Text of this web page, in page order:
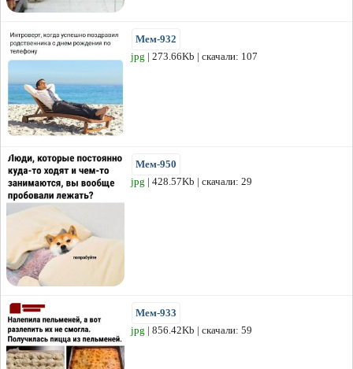
Мем-932
jpg | 273.66Kb | скачали: 107
Мем-950
jpg | 428.57Kb | скачали: 29
Мем-933
jpg | 856.42Kb | скачали: 59